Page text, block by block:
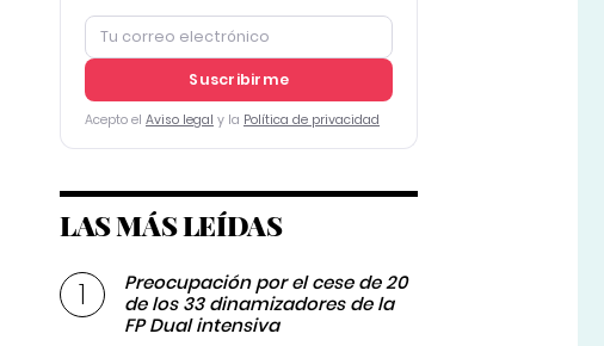
Suscribirme
Acepto el Aviso legal y la Política de privacidad
LAS MÁS LEÍDAS
Preocupación por el cese de 20
de los 33 dinamizadores de la
FP Dual intensiva